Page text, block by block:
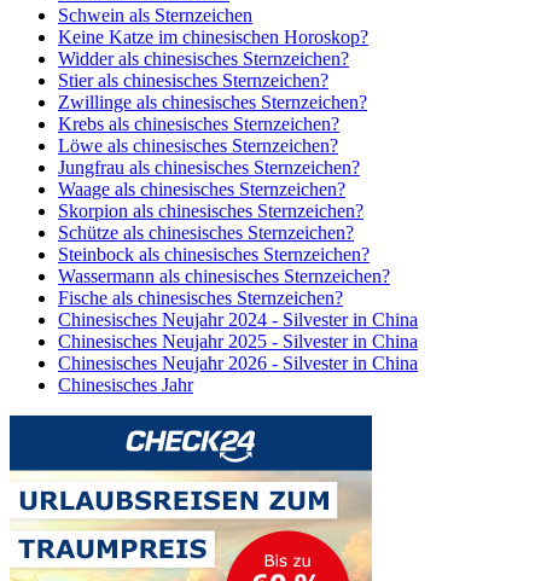
Schwein als Sternzeichen
Keine Katze im chinesischen Horoskop?
Widder als chinesisches Sternzeichen?
Stier als chinesisches Sternzeichen?
Zwillinge als chinesisches Sternzeichen?
Krebs als chinesisches Sternzeichen?
Löwe als chinesisches Sternzeichen?
Jungfrau als chinesisches Sternzeichen?
Waage als chinesisches Sternzeichen?
Skorpion als chinesisches Sternzeichen?
Schütze als chinesisches Sternzeichen?
Steinbock als chinesisches Sternzeichen?
Wassermann als chinesisches Sternzeichen?
Fische als chinesisches Sternzeichen?
Chinesisches Neujahr 2024 - Silvester in China
Chinesisches Neujahr 2025 - Silvester in China
Chinesisches Neujahr 2026 - Silvester in China
Chinesisches Jahr